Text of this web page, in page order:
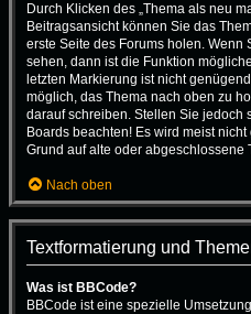
Durch Klicken des „Thema als neu
Beitragsansicht können Sie das
erste Seite des Forums holen.
sehen, dann ist die Funktion
letzten Markierung ist nicht
möglich, das Thema nach oben zu
darauf schreiben. Stellen Sie jedoch
Boards beachten! Es wird meist
Grund auf alte oder abgeschlossene
Nach oben
Textformatierung und
Was ist BBCode?
BBCode ist eine spezielle